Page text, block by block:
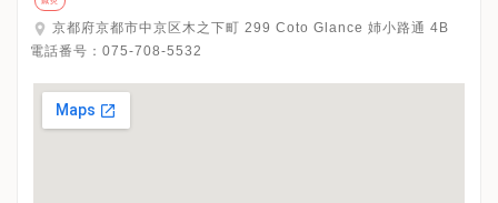
京都府京都市中京区木之下町 299 Coto Glance 姉小路通 4B
電話番号： 075-708-5532